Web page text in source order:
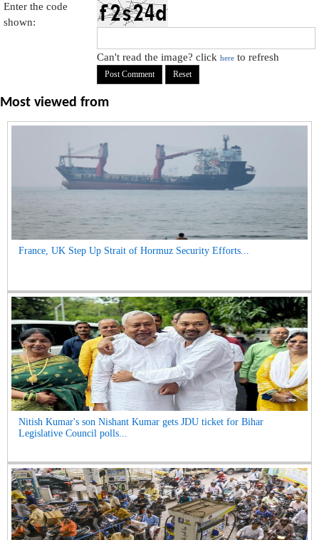
Enter the code
shown:
Can't read the image? clickhere to refresh
Most viewed from
France, UK Step Up Strait of Hormuz Security Efforts...
Nitish Kumar's son Nishant Kumar gets JDU ticket for Bihar
Legislative Council polls...